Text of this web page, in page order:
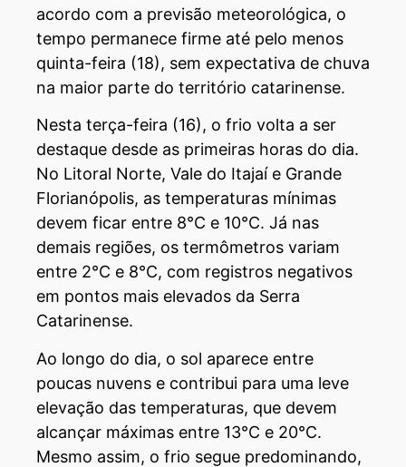
acordo com a previsão meteorológica, o
tempo permanece firme até pelo menos
quinta-feira (18), sem expectativa de chuva
na maior parte do território catarinense.
Nesta terça-feira (16), o frio volta a ser
destaque desde as primeiras horas do dia.
No Litoral Norte, Vale do Itajaí e Grande
Florianópolis, as temperaturas mínimas
devem ficar entre 8°C e 10°C. Já nas
demais regiões, os termômetros variam
entre 2°C e 8°C, com registros negativos
em pontos mais elevados da Serra
Catarinense.
Ao longo do dia, o sol aparece entre
poucas nuvens e contribui para uma leve
elevação das temperaturas, que devem
alcançar máximas entre 13°C e 20°C.
Mesmo assim, o frio segue predominando,